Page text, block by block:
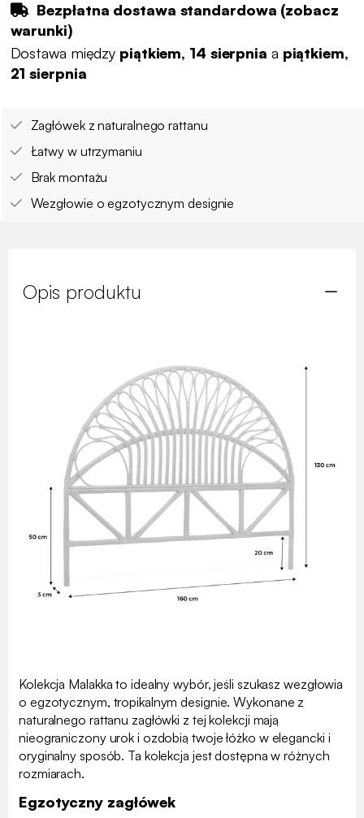
Bezpłatna dostawa standardowa (zobacz
warunki)
Dostawa między piątkiem, 14 sierpnia a piątkiem,
21 sierpnia
Zagłówek z naturalnego rattanu
Łatwy w utrzymaniu
Brak montażu
Wezgłowie o egzotycznym designie
Opis produktu
Kolekcja Malakka to idealny wybór, jeśli szukasz wezgłowia
o egzotycznym, tropikalnym designie. Wykonane z
naturalnego rattanu zagłówki z tej kolekcji mają
nieograniczony urok i ozdobią twoje łóżko w elegancki i
oryginalny sposób. Ta kolekcja jest dostępna w różnych
rozmiarach.
Egzotyczny zagłówek